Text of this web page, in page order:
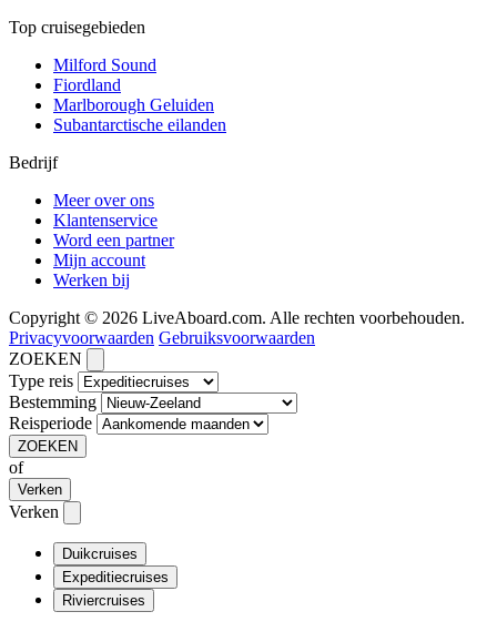
Top cruisegebieden
Milford Sound
Fiordland
Marlborough Geluiden
Subantarctische eilanden
Bedrijf
Meer over ons
Klantenservice
Word een partner
Mijn account
Werken bij
Copyright © 2026 LiveAboard.com. Alle rechten voorbehouden.
Privacyvoorwaarden Gebruiksvoorwaarden
ZOEKEN
Type reis
Bestemming
Reisperiode
ZOEKEN
of
Verken
Verken
Duikcruises
Expeditiecruises
Riviercruises